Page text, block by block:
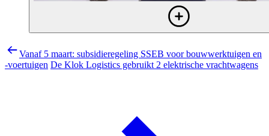
Vanaf 5 maart: subsidieregeling SSEB voor bouwwerktuigen en
-voertuigen De Klok Logistics gebruikt 2 elektrische vrachtwagens